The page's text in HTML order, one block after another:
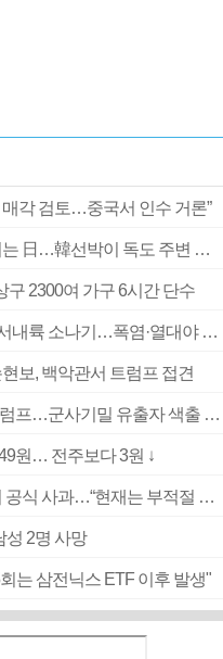
각 검토…중국서 인수 거론”
[속보] 여전히 ‘독도는 우리땅’ 외치는 日…韓선박이 독도 주변 해양조사 활동하자 반발
구 2300여 가구 6시간 단수
부산 울산 경남 구름 많고 경남 북서내륙 소나기…폭염·열대야 계속
현보, 백악관서 트럼프 접견
‘탄약 부족 사태’ 보도에 격노한 트럼프…군사기밀 유출자 색출 지시
원… 전주보다 3원 ↓
[속보] ‘심판 성접대’ 논란 축구협회 공식 사과…“현재는 부적절 행위 없어”
2명 사망
는 삼전닉스 ETF 이후 발생"